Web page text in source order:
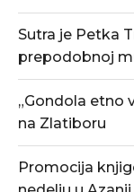
Sutra je Petka
prepodobnoj
„Gondola etno
na Zlatiboru
Promocija